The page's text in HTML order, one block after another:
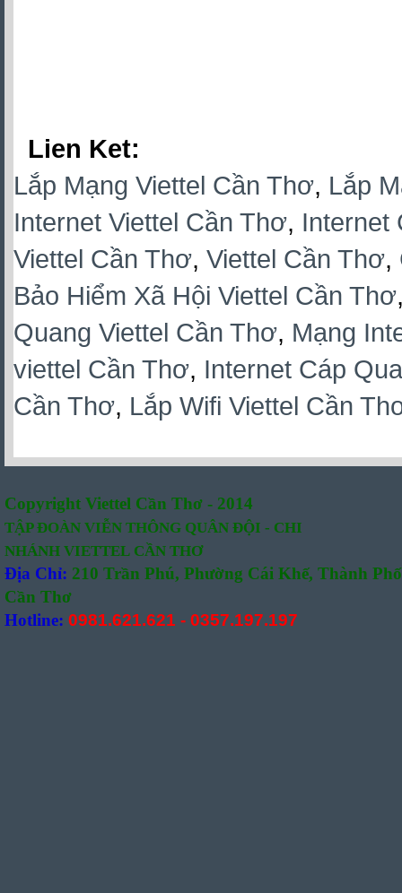
Lien Ket:
Lắp Mạng Viettel Cần Thơ, Lắp
Internet Viettel Cần Thơ, Internet
Viettel Cần Thơ, Viettel Cần Thơ,
Bảo Hiểm Xã Hội Viettel Cần Thơ
Quang Viettel Cần Thơ, Mạng
viettel Cần Thơ, Internet Cáp
Cần Thơ, Lắp Wifi Viettel Cần
Copyright Viettel Cần Thơ - 2014
TẬP ĐOÀN VIỄN THÔNG QUÂN ĐỘI - CHI
NHÁNH VIETTEL CẦN THƠ
Địa Chỉ: 210 Trần Phú, Phường Cái Khế, Thành Phố
Cần Thơ
Hotline: 0981.621.621 - 0357.197.197